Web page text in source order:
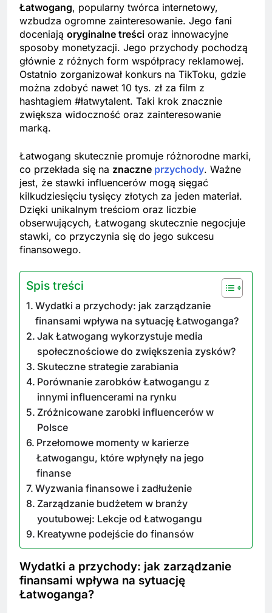
Łatwogang, popularny twórca internetowy,
wzbudza ogromne zainteresowanie. Jego fani
doceniają oryginalne treści oraz innowacyjne
sposoby monetyzacji. Jego przychody pochodzą
głównie z różnych form współpracy reklamowej.
Ostatnio zorganizował konkurs na TikToku, gdzie
można zdobyć nawet 10 tys. zł za film z
hashtagiem #łatwytalent. Taki krok znacznie
zwiększa widoczność oraz zainteresowanie
marką.
Łatwogang skutecznie promuje różnorodne marki,
co przekłada się na znaczne przychody. Ważne
jest, że stawki influencerów mogą sięgać
kilkudziesięciu tysięcy złotych za jeden materiał.
Dzięki unikalnym treściom oraz liczbie
obserwujących, Łatwogang skutecznie negocjuje
stawki, co przyczynia się do jego sukcesu
finansowego.
Spis treści
Wydatki a przychody: jak zarządzanie
finansami wpływa na sytuację Łatwoganga?
Jak Łatwogang wykorzystuje media
społecznościowe do zwiększenia zysków?
Skuteczne strategie zarabiania
Porównanie zarobków Łatwogangu z
innymi influencerami na rynku
Zróżnicowane zarobki influencerów w
Polsce
Przełomowe momenty w karierze
Łatwogangu, które wpłynęły na jego
finanse
Wyzwania finansowe i zadłużenie
Zarządzanie budżetem w branży
youtubowej: Lekcje od Łatwogangu
Kreatywne podejście do finansów
Wydatki a przychody: jak zarządzanie
finansami wpływa na sytuację
Łatwoganga?